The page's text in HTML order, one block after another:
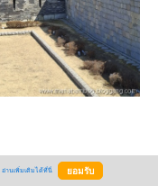
อ่านเพิ่มเติมได้ที่นี่